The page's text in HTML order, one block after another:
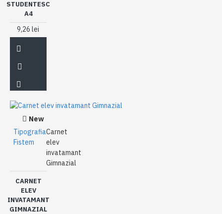
STUDENTESC
A4
9,26 lei
New
Tipografia
Fistem
Carnet
elev
invatamant
Gimnazial
CARNET
ELEV
INVATAMANT
GIMNAZIAL